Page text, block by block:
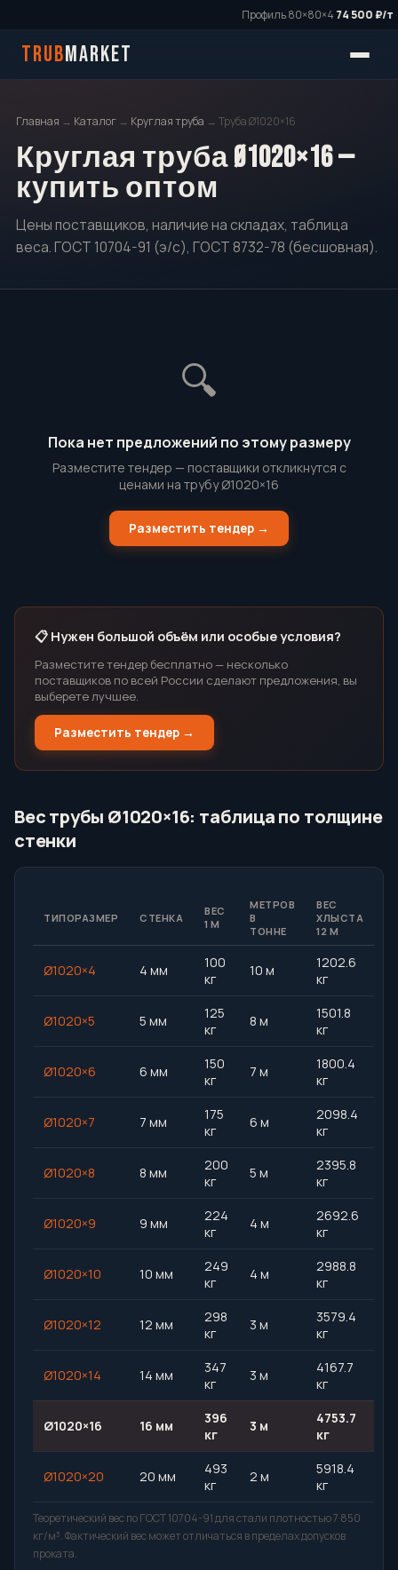
Профиль 80×80×474 500 ₽/т·
TRUBMARKET
Главная → Каталог → Круглая труба → Труба Ø1020×16
Круглая труба Ø1020×16 —
купить оптом
Цены поставщиков, наличие на складах, таблица
веса. ГОСТ 10704-91 (э/с), ГОСТ 8732-78 (бесшовная).
🔍
Пока нет предложений по этому размеру
Разместите тендер — поставщики откликнутся с
ценами на трубу Ø1020×16
Разместить тендер →
📋 Нужен большой объём или особые условия?
Разместите тендер бесплатно — несколько
поставщиков по всей России сделают предложения, вы
выберете лучшее.
Разместить тендер →
Вес трубы Ø1020×16: таблица по толщине
стенки
ТИПОРАЗМЕР СТЕНКА
ВЕС
1 М
МЕТРОВ
В
ТОННЕ
ВЕС
ХЛЫСТА
12 М
Ø1020×4 4 мм
100
кг
10 м
1202.6
кг
Ø1020×5 5 мм
125
кг
8 м
1501.8
кг
Ø1020×6 6 мм
150
кг
7 м
1800.4
кг
Ø1020×7 7 мм
175
кг
6 м
2098.4
кг
Ø1020×8 8 мм
200
кг
5 м
2395.8
кг
Ø1020×9 9 мм
224
кг
4 м
2692.6
кг
Ø1020×10 10 мм
249
кг
4 м
2988.8
кг
Ø1020×12 12 мм
298
кг
3 м
3579.4
кг
Ø1020×14 14 мм
347
кг
3 м
4167.7
кг
Ø1020×16 16 мм
396
кг
3 м
4753.7
кг
Ø1020×20 20 мм
493
кг
2 м
5918.4
кг
Теоретический вес по ГОСТ 10704-91 для стали плотностью 7 850
кг/м³. Фактический вес может отличаться в пределах допусков
проката.